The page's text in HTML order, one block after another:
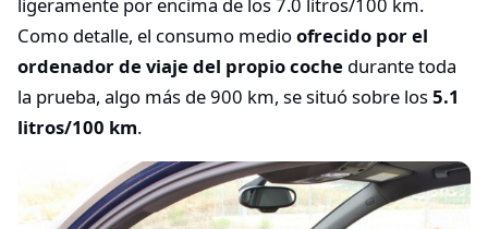
Como detalle, el consumo medioofrecido por el
ordenador de viaje del propio coche durante toda
la prueba, algo más de 900 km, se situó sobre los5.1
litros/100 km.